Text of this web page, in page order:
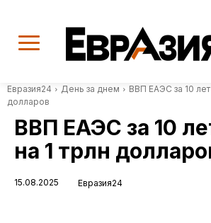
Евразия24 День за днем
ВВП ЕАЭС за 10
долларов
ВВП ЕАЭС за 10
на 1 трлн
15.08.2025 Евразия24